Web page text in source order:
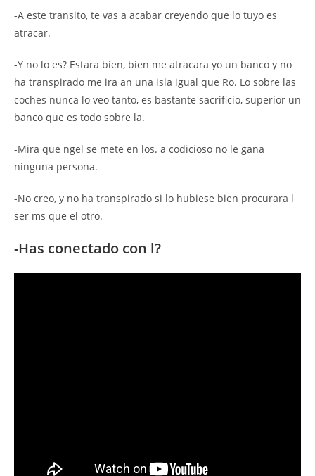
-A este transito, te vas a acabar creyendo que lo tuyo es
atracar.
-Y no lo es? Estara bien, bien me atracara yo un banco y no
ha transpirado me ira an una isla igual que Ro. Lo sobre las
coches nunca lo veo tanto, es bastante sacrificio, superior un
banco que es todo sobre la.
-Mira que ngel se mete en los. a codicioso no le gana
ninguna persona.
-No creo, y no ha transpirado si lo hubiese bien procurara l
ser ms que el otro.
-Has conectado con l?